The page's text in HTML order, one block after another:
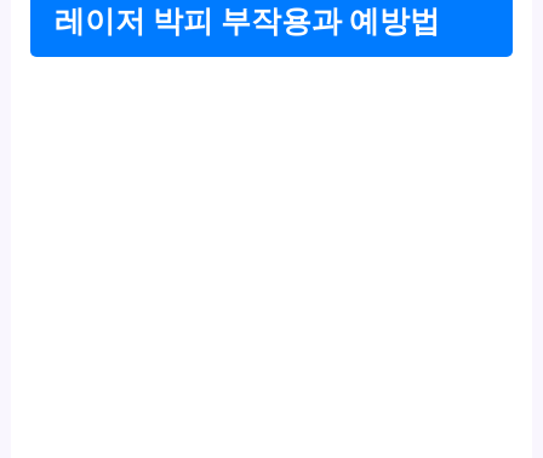
레이저 박피 부작용과 예방법